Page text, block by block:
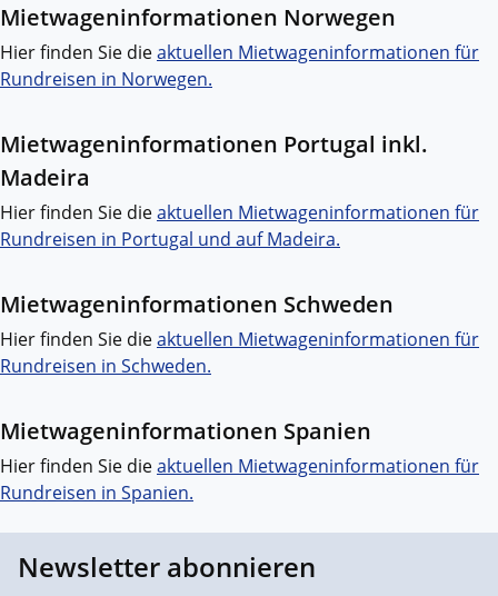
Mietwageninformationen Norwegen
Hier finden Sie dieaktuellen Mietwageninformationen für
Rundreisen in Norwegen.
Mietwageninformationen Portugal inkl.
Madeira
Hier finden Sie dieaktuellen Mietwageninformationen für
Rundreisen in Portugal und auf Madeira.
Mietwageninformationen Schweden
Hier finden Sie dieaktuellen Mietwageninformationen für
Rundreisen in Schweden.
Mietwageninformationen Spanien
Hier finden Sie dieaktuellen Mietwageninformationen für
Rundreisen in Spanien.
Newsletter abonnieren